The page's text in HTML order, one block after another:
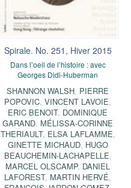
Spirale. No. 251, Hiver 2015
Dans l’oeil de l’histoire : avec
Georges Didi-Huberman
SHANNON WALSH, PIERRE
POPOVIC,VINCENT LAVOIE,
ERIC BENOIT, DOMINIQUE
GARAND, MÉLISSA-CORINNE
THERIAULT, ELSA LAFLAMME,
GINETTE MICHAUD, HUGO
BEAUCHEMIN-LACHAPELLE,
MARCEL OLSCAMP, DANIEL
LAFOREST, MARTIN HERVÉ,